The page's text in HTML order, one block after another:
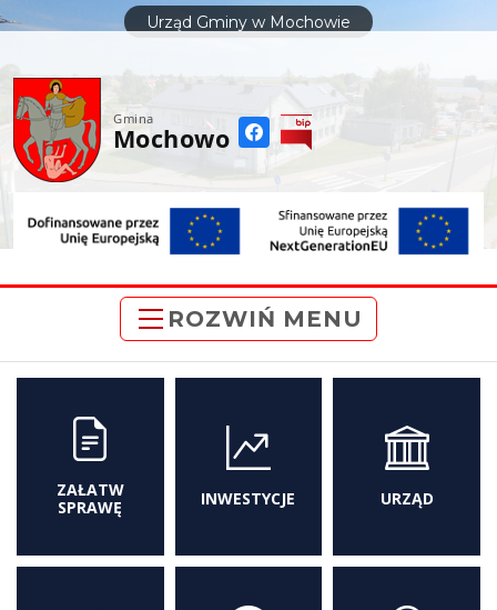
treści
Urząd Gminy w Mochowie
Gmina
Mochowo
ROZWIŃ MENU
ZAŁATW
SPRAWĘ
INWESTYCJE URZĄD